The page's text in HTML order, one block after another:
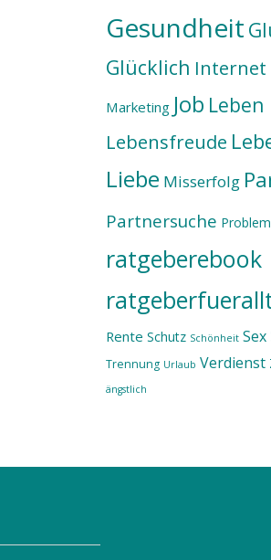
Gesundheit
Glücklich Internet
Marketing Job Leben
Lebensfreude
Liebe Misserfolg
Partnersuche
ratgeberebook
Rente Schutz Schönheit Sex
Trennung Urlaub Verdienst
ängstlich